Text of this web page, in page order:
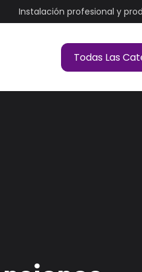
Instalación profesional y
Todas Las